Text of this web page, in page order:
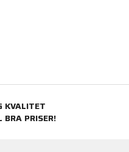
KVALITET
BRA PRISER!